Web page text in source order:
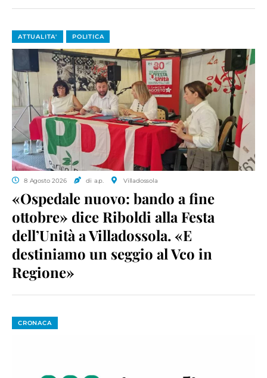
ATTUALITA' POLITICA
8 Agosto 2026 di a.p. Villadossola
«Ospedale nuovo: bando a fine
ottobre» dice Riboldi alla Festa
dell’Unità a Villadossola. «E
destiniamo un seggio al Vco in
Regione»
CRONACA